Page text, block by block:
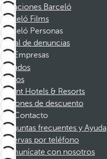
Vacaciones Barceló
Barceló Films
Barceló Personas
Canal de denuncias
Empresas
Afiliados
Socios
Dorint Hotels & Resorts
Cupones de descuento
Contacto
Preguntas frecuentes y Ayuda
Reservas por teléfono
Comunícate con nosotros